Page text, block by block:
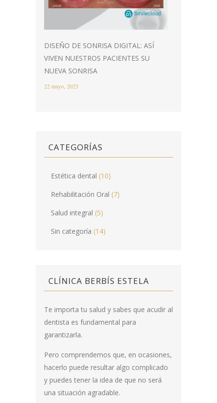
DISEÑO DE SONRISA DIGITAL: ASÍ
VIVEN NUESTROS PACIENTES SU
NUEVA SONRISA
22 mayo, 2025
CATEGORÍAS
Estética dental (10)
Rehabilitación Oral (7)
Salud integral (5)
Sin categoría (14)
CLÍNICA BERBÍS ESTELA
Te importa tu salud y sabes que acudir al
dentista es fundamental para
garantizarla.
Pero comprendemos que, en ocasiones,
hacerlo puede resultar algo complicado
y puedes tener la idea de que no será
una situación agradable.